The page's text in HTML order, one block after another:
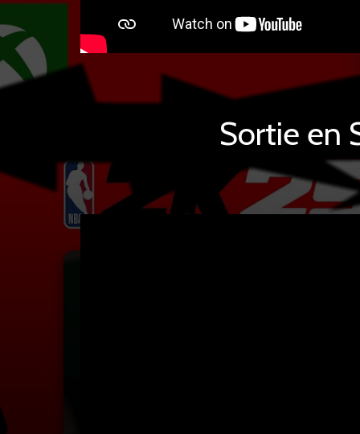
Sortie en